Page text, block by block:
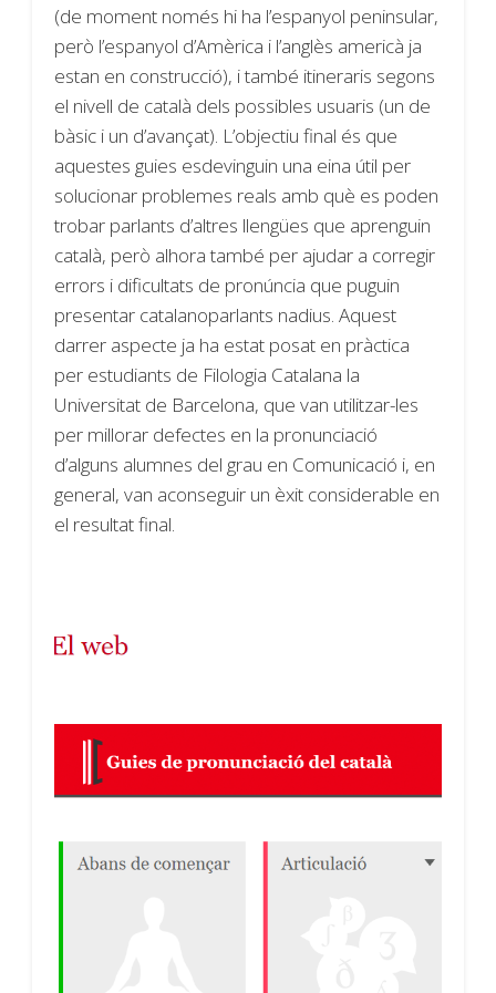
(de moment només hi ha l’espanyol peninsular,
però l’espanyol d’Amèrica i l’anglès americà ja
estan en construcció), i també itineraris segons
el nivell de català dels possibles usuaris (un de
bàsic i un d’avançat). L’objectiu final és que
aquestes guies esdevinguin una eina útil per
solucionar problemes reals amb què es poden
trobar parlants d’altres llengües que aprenguin
català, però alhora també per ajudar a corregir
errors i dificultats de pronúncia que puguin
presentar catalanoparlants nadius. Aquest
darrer aspecte ja ha estat posat en pràctica
per estudiants de Filologia Catalana la
Universitat de Barcelona, que van utilitzar-les
per millorar defectes en la pronunciació
d’alguns alumnes del grau en Comunicació i, en
general, van aconseguir un èxit considerable en
el resultat final.